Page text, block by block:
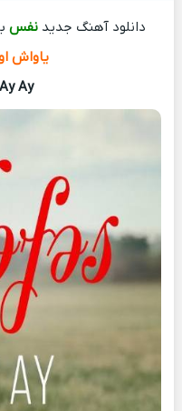
دانلود آهنگ جدیدنفس
یاواش
Ay